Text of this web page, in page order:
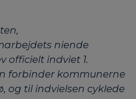
niende
officielt indviet 1.
forbinder kommunerne
og til indvielsen cyklede